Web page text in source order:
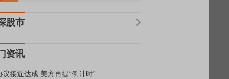
股市
资讯
议接近达成 美方再提“倒计时”